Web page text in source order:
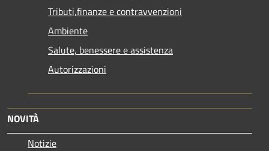
Tributi,finanze e contravvenzioni
Ambiente
Salute, benessere e assistenza
Autorizzazioni
NOVITÀ
Notizie